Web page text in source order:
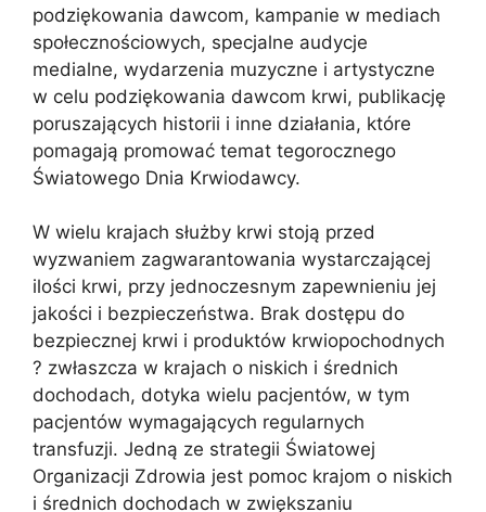
podziękowania dawcom, kampanie w mediach
społecznościowych, specjalne audycje
medialne, wydarzenia muzyczne i artystyczne
w celu podziękowania dawcom krwi, publikację
poruszających historii i inne działania, które
pomagają promować temat tegorocznego
Światowego Dnia Krwiodawcy.
W wielu krajach służby krwi stoją przed
wyzwaniem zagwarantowania wystarczającej
ilości krwi, przy jednoczesnym zapewnieniu jej
jakości i bezpieczeństwa. Brak dostępu do
bezpiecznej krwi i produktów krwiopochodnych
? zwłaszcza w krajach o niskich i średnich
dochodach, dotyka wielu pacjentów, w tym
pacjentów wymagających regularnych
transfuzji. Jedną ze strategii Światowej
Organizacji Zdrowia jest pomoc krajom o niskich
i średnich dochodach w zwiększaniu